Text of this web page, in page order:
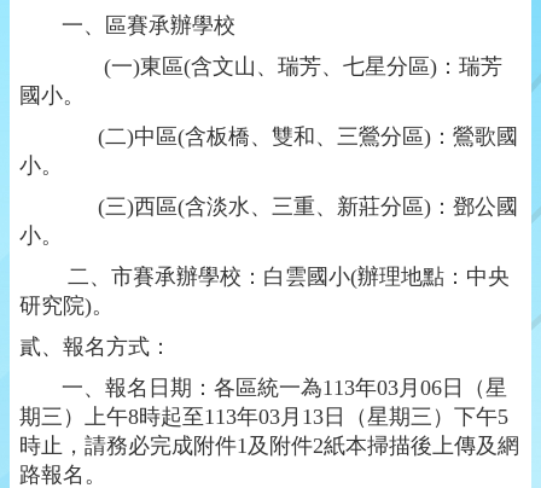
一、區賽承辦學校
(一)東區(含文山、瑞芳、七星分區) ：瑞芳
國小。
(二)中區(含板橋、雙和、三鶯分區) ：鶯歌國
小。
(三)西區(含淡水、三重、新莊分區) ：鄧公國
小。
二、市賽承辦學校：白雲國小(辦理地點 ：中央
研究院)。
貳、報名方式：
一、報名日期： 各區統一為113年03月 06 日（星
期三）上午8時起至113年03月 13 日（星期三）下午5
時止，請務必完成附件1及附件2紙本掃描後上傳及網
路報名。